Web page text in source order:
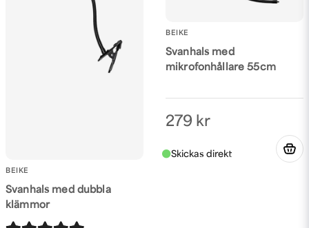
BEIKE
Svanhals med dubbla
klämmor
BEIKE
Svanhals med
mikrofonhållare 55cm
279 kr
Skicka fråga